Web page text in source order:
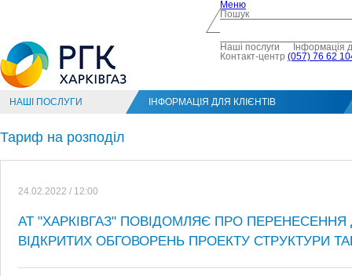
Меню
Пошук
Наші послуги
Інформація
Контакт-центр (057) 76 62
НАШІ ПОСЛУГИ ІНФОРМАЦІЯ ДЛЯ КЛІЄНТІВ
Тариф на розподіл
24.02.2022 / 12:00
АТ "ХАРКІВГАЗ" ПОВІДОМЛЯЄ ПРО
ВІДКРИТИХ ОБГОВОРЕНЬ ПРОЕКТУ СТРУКТУРИ